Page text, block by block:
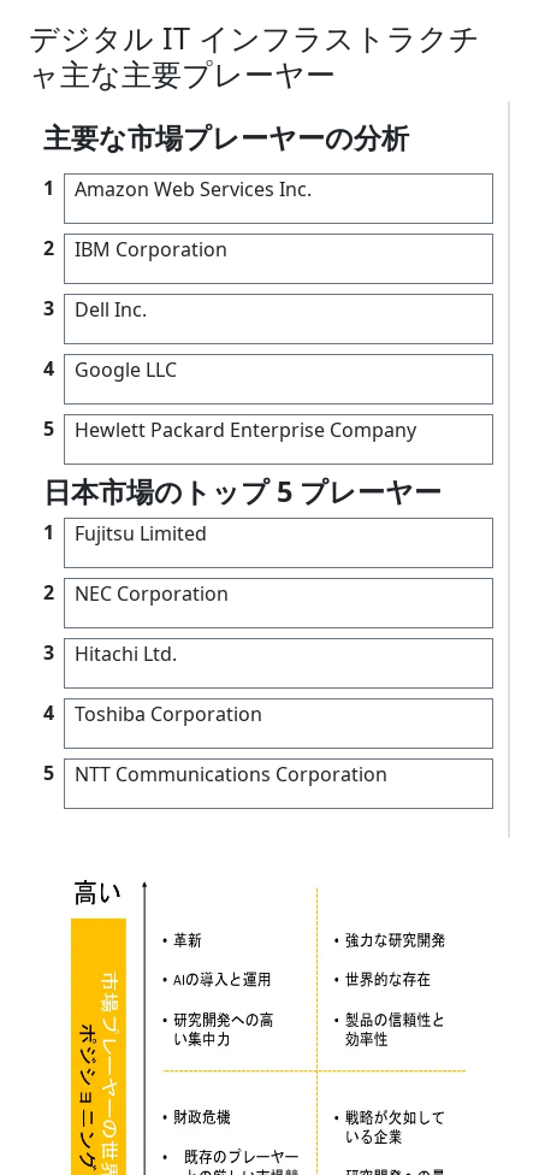
デジタル IT インフラストラクチ
ャ主な主要プレーヤー
主要な市場プレーヤーの分析
1 Amazon Web Services Inc.
2 IBM Corporation
3 Dell Inc.
4 Google LLC
5 Hewlett Packard Enterprise Company
日本市場のトップ 5 プレーヤー
1 Fujitsu Limited
2 NEC Corporation
3 Hitachi Ltd.
4 Toshiba Corporation
5 NTT Communications Corporation